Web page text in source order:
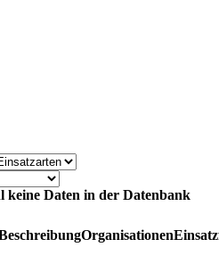
keine Daten in der Datenbank
Organisationen